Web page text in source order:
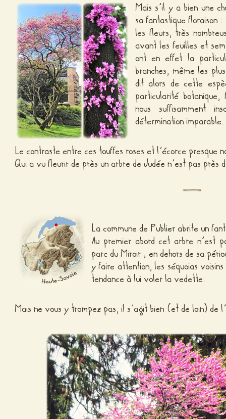
Mais s’il y a bien une
sa fantastique floraison :
les fleurs, très
avant les feuilles et
ont en effet la
branches, même les
dit alors de cette
particularité
nous suffisamment
détermination imparable.
Le contraste entre ces touffes roses et l’écorce presque
Qui a vu fleurir de près un arbre de Judée n’est pas près
La commune de Publierabrite un
Au premier abord cet arbre n’est
parc du Miroir ; en dehors de sa
y faire attention, les séquoias
tendance à lui voler la vedette.
Mais ne vous y trompez pas, il s’agit bien (et de loin) de